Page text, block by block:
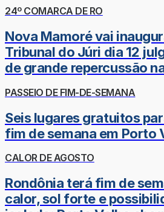
24º COMARCA DE RO
Nova Mamoré vai
Tribunal do Júri dia 12
de grande repercussão
PASSEIO DE FIM-DE-SEMANA
Seis lugares gratuitos
fim de semana em Porto
CALOR DE AGOSTO
Rondônia terá fim de
calor, sol forte e